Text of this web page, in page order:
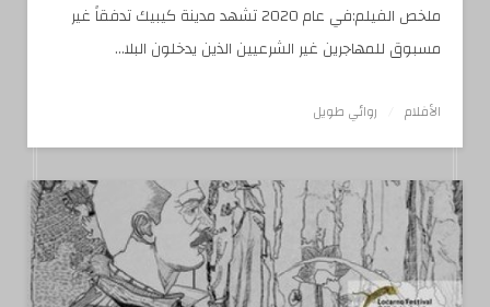
ملخص الفيلم:في عام 2020 تشهد مدينة كيبيك تدفقاً غير
مسبوق للمهاجرين غير الشرعيين الذين يدخلون البلا...
الأفلام روائي طويل